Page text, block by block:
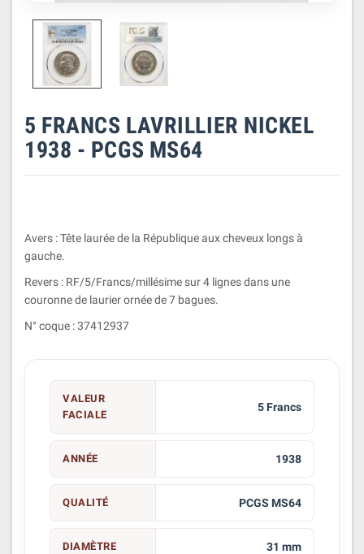
5 FRANCS LAVRILLIER NICKEL
1938 - PCGS MS64
Avers : Tête laurée de la République aux cheveux longs à
gauche.
Revers : RF/5/Francs/millésime sur 4 lignes dans une
couronne de laurier ornée de 7 bagues.
N° coque : 37412937
VALEUR
FACIALE
5 Francs
ANNÉE 1938
QUALITÉ PCGS MS64
DIAMÈTRE 31 mm